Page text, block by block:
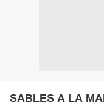
SABLES A LA